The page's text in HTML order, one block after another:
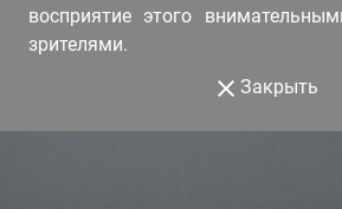
восприятие этого
зрителями.
Закрыть